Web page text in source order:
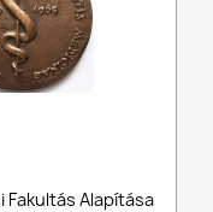
Fakultás Alapítása